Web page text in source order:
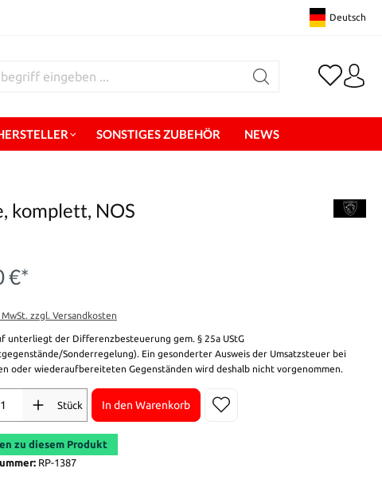
Deutsch
SONSTIGES ZUBEHÖR NEWS
komplett, NOS
€*
zzgl. Versandkosten
unterliegt der Differenzbesteuerung gem. § 25a UStG
Sonderregelung). Ein gesonderter Ausweis der Umsatzsteuer bei
oder wiederaufbereiteten Gegenständen wird deshalb nicht vorgenommen.
Stück
In den Warenkorb
zu diesem Produkt
RP-1387